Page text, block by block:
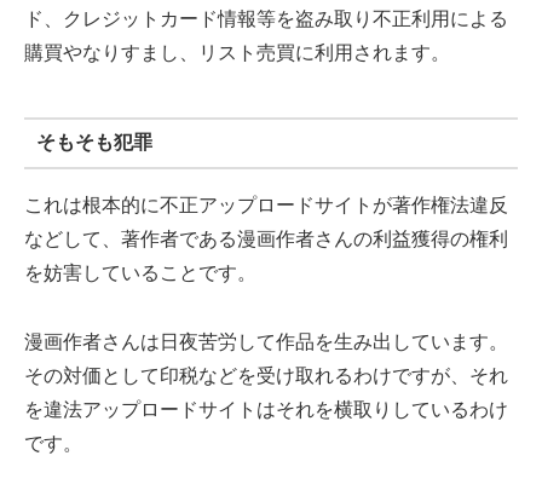
ド、クレジットカード情報等を盗み取り不正利用による
購買やなりすまし、リスト売買に利用されます。
そもそも犯罪
これは根本的に不正アップロードサイトが著作権法違反
などして、著作者である漫画作者さんの利益獲得の権利
を妨害していることです。
漫画作者さんは日夜苦労して作品を生み出しています。
その対価として印税などを受け取れるわけですが、それ
を違法アップロードサイトはそれを横取りしているわけ
です。